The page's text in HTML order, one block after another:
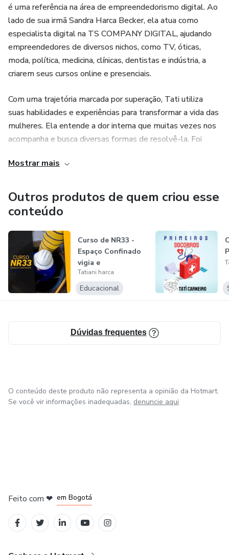
é uma referência na área de empreendedorismo digital. Ao
lado de sua irmã Sandra Harca Becker, ela atua como
especialista digital na TS COMPANY DIGITAL, ajudando
empreendedores de diversos nichos, como TV, óticas,
moda, política, medicina, clínicas, dentistas e indústria, a
criarem seus cursos online e presenciais.
Com uma trajetória marcada por superação, Tati utiliza
suas habilidades e experiências para transformar a vida das
mulheres. Ela entende a dor interna que muitas vezes nos
acompanha e busca diversas formas de resolvê-la. Foi
programa que tem como objetivo mudar a vida das
empoderamento e transformação pessoal.
Além disso, Tati é responsável pela criação de programas
de afiliações para empresas na HOTMART, ampliando as
oportunidades de negócios para empreendedores.
Com uma ampla gama de cursos já criados, como Hipnose,
Penteados, Micropigmentação de Sobrancelhas, Segurança
do Trabalho, Primeiros Socorros, Trilhas Digitais, Mapa de
MDF, Tati Carneiro se destaca como uma verdadeira
especialista no mercado digital.
conhecimento de Tati Carneiro e TS COMPANY DIGITAL.
Junte-se a nós e faça parte dessa jornada de sucesso.
Mostrar mais
Outros produtos de quem criou esse
conteúdo
Curso de NR33 -
Espaço Confinado
vigia e
trabalhadores
Tatiani harca
Educacional
Dúvidas frequentes
O conteúdo deste produto não representa a opinião da Hotmart.
Se você vir informações inadequadas, denuncie aqui
Feito com ❤ em Bogotá